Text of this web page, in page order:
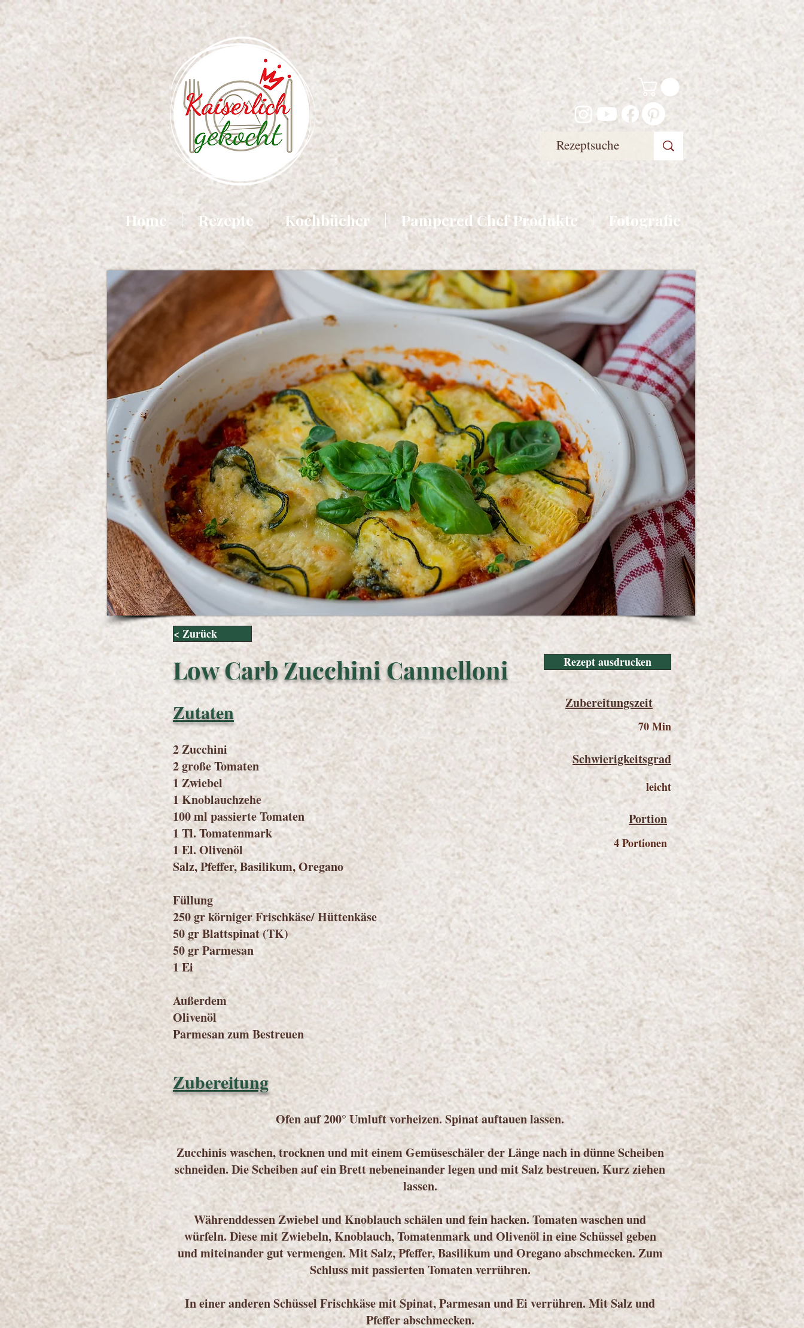
Home Rezepte Kochbücher Pampered Chef Produkte Fotografie
< Zurück
Low Carb Zucchini Cannelloni Rezept ausdrucken
Zutaten Zubereitungszeit
70 Min
2 Zucchini
2 große Tomaten
1 Zwiebel
1 Knoblauchzehe
100 ml passierte Tomaten
1 Tl. Tomatenmark
1 El. Olivenöl
Salz, Pfeffer, Basilikum, Oregano
Füllung
250 gr körniger Frischkäse/ Hüttenkäse
50 gr Blattspinat (TK)
50 gr Parmesan
1 Ei
Außerdem
Olivenöl
Parmesan zum Bestreuen
Schwierigkeitsgrad
leicht
Portion
4 Portionen
Zubereitung
Ofen auf 200° Umluft vorheizen. Spinat auftauen lassen.
Zucchinis waschen, trocknen und mit einem Gemüseschäler der Länge nach in dünne Scheiben
schneiden. Die Scheiben auf ein Brett nebeneinander legen und mit Salz bestreuen. Kurz ziehen
lassen.
Währenddessen Zwiebel und Knoblauch schälen und fein hacken. Tomaten waschen und
würfeln. Diese mit Zwiebeln, Knoblauch, Tomatenmark und Olivenöl in eine Schüssel geben
und miteinander gut vermengen. Mit Salz, Pfeffer, Basilikum und Oregano abschmecken. Zum
Schluss mit passierten Tomaten verrühren.
In einer anderen Schüssel Frischkäse mit Spinat, Parmesan und Ei verrühren. Mit Salz und
Pfeffer abschmecken.